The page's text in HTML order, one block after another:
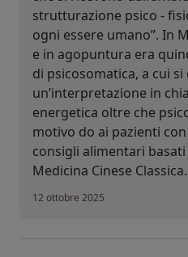
strutturazione psico -
ogni essere umano”. In
e in agopuntura era
di psicosomatica, a cui si
un’interpretazione in
energetica oltre che
motivo do ai pazienti
consigli alimentari
Medicina Cinese Classica.
12 ottobre 2025